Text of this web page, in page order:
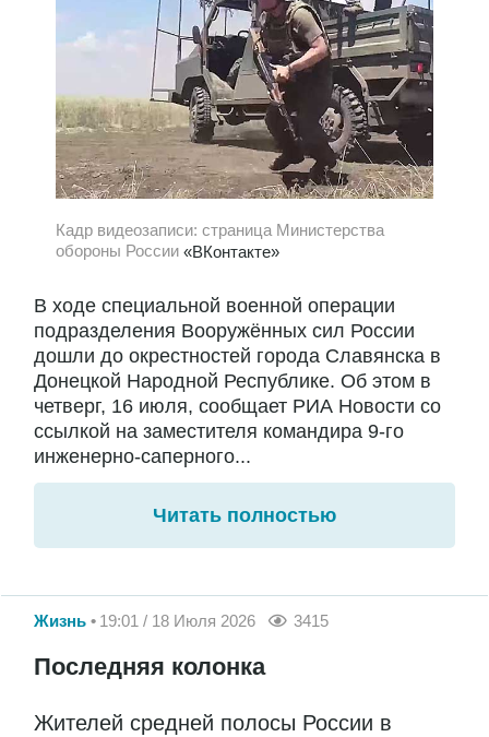
Кадр видеозаписи: страница Министерства
обороны России «ВКонтакте»
В ходе специальной военной операции
подразделения Вооружённых сил России
дошли до окрестностей города Славянска в
Донецкой Народной Республике. Об этом в
четверг, 16 июля, сообщает РИА Новости со
ссылкой на заместителя командира 9-го
инженерно-саперного...
Читать полностью
Жизнь 19:01 / 18 Июля 2026 3415
Последняя колонка
Жителей средней полосы России в